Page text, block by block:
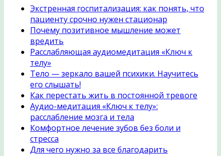
Экстренная госпитализация: как понять, что
пациенту срочно нужен стационар
Почему позитивное мышление может
вредить
Расслабляющая аудиомедитация «Ключ к
телу»
Тело — зеркало вашей психики. Научитесь
его слышать!
Как перестать жить в постоянной тревоге
Аудио-медитация «Ключ к телу»:
расслабление мозга и тела
Комфортное лечение зубов без боли и
стресса
Для чего нужно за все благодарить